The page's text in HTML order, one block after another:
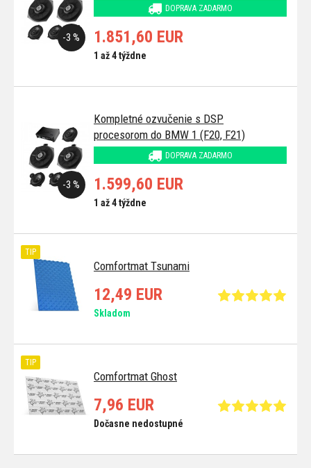
DOPRAVA ZADARMO
-3 % 1.851,60 EUR
1 až 4 týždne
Kompletné ozvučenie s DSP
procesorom do BMW 1 (F20, F21)
DOPRAVA ZADARMO
-3 % 1.599,60 EUR
1 až 4 týždne
Comfortmat Tsunami
TIP
12,49 EUR
Skladom
Comfortmat Ghost
TIP
7,96 EUR
Dočasne nedostupné